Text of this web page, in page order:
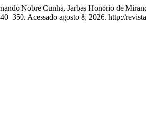
Nobre Cunha, Jarbas Honório de
Acessado agosto 8, 2026. http://